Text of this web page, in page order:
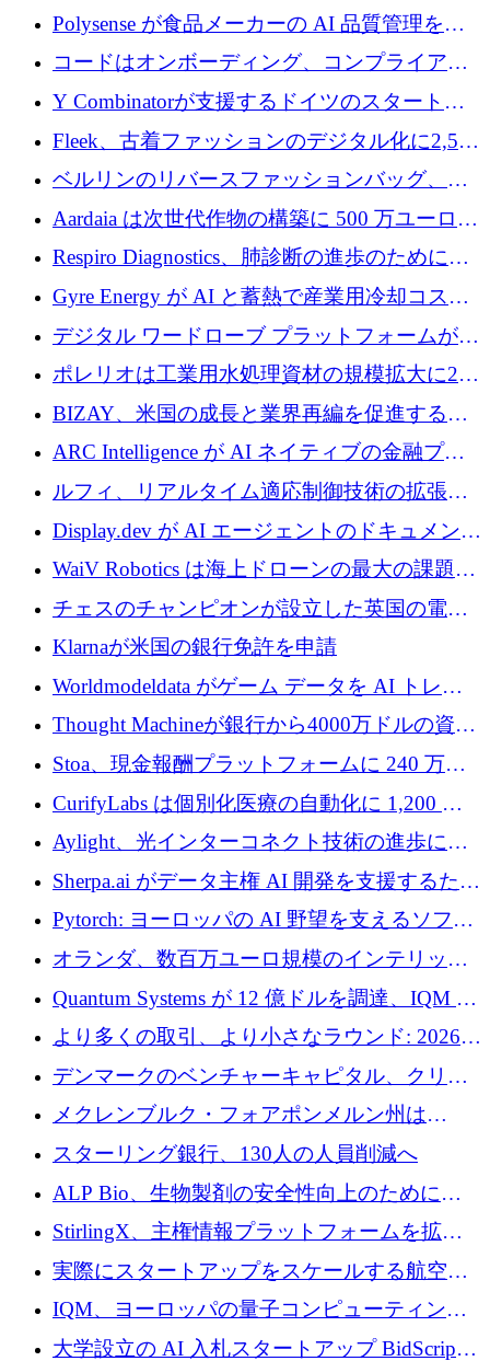
社という記録を目の当たりにし、涙を流すハ
ンブルク
Polysense が食品メーカーの AI 品質管理を拡
張するために 1,070 万ドルを調達
コードはオンボーディング、コンプライアン
ス、支払いを統合するために 640 万ポンドを
Y Combinatorが支援するドイツのスタートア
ップFintoが340万ドルを調達、シリコンバレ
ーではなくミュンヘンを選んだと語る
Fleek、古着ファッションのデジタル化に2,500
万ドルを確保
ベルリンのリバースファッションバッグ、繊
維仕分け規模拡大に7桁の資金調達
Aardaia は次世代作物の構築に 500 万ユーロを
寄付
Respiro Diagnostics、肺診断の進歩のために
100 万ポンドを確保
Gyre Energy が AI と蓄熱で産業用冷却コスト
を削減するために 130 万ドルを調達
デジタル ワードローブ プラットフォームが
1,000 万人のユーザーに到達し、Whering が
700 万ドルを獲得
ポレリオは工業用水処理資材の規模拡大に240
万ユーロを確保
BIZAY、米国の成長と業界再編を促進するた
めに5,500万ドルを確保
ARC Intelligence が AI ネイティブの金融プラ
ットフォームを拡大するために 400 万ユーロ
ルフィ、リアルタイム適応制御技術の拡張に
810万ポンドを確保
Display.dev が AI エージェントのドキュメント
コラボレーションを強化するために 47 万ユー
WaiV Robotics は海上ドローンの最大の課題の
1 つをどのように解決しているか
チェスのチャンピオンが設立した英国の電池
材料スタートアップ TaiSan が 465 万ポンドを
Klarnaが米国の銀行免許を申請
Worldmodeldata がゲーム データを AI トレー
ニングに変えるために 700 万ポンドを獲得
Thought Machineが銀行から4000万ドルの資金
調達、年間収益1億ドルを突破
Stoa、現金報酬プラットフォームに 240 万ド
ルを確保
CurifyLabs は個別化医療の自動化に 1,200 万
ユーロを寄付
Aylight、光インターコネクト技術の進歩に向
けて450万ユーロのプレシードラウンドを終了
Sherpa.ai がデータ主権 AI 開発を支援するため
に 1,800 万ドルを調達
Pytorch: ヨーロッパの AI 野望を支えるソフト
ウェア層
オランダ、数百万ユーロ規模のインテリック
との提携で軍用ドローンにソフトウェアファ
ースト戦略を採用
Quantum Systems が 12 億ドルを調達、IQM が
米国の主要取引所で初の欧州量子企業とな
る、6 月に欧州のスタートアップ資金調達
より多くの取引、より小さなラウンド: 2026
年 6 月に欧州のスタートアップ資金調達
デンマークのベンチャーキャピタル、クリメ
ンタム・キャピタルが気候変動対策ハードウ
ェア投資として初回クローズで6,000万ユーロ
を確保
メクレンブルク・フォアポンメルン州は
Nextcloud を州全体に展開し、オープンソース
戦略を拡大
スターリング銀行、130人の人員削減へ
ALP Bio、生物製剤の安全性向上のために
Venture Kick から 16 万 1,000 ユーロを調達
StirlingX、主権情報プラットフォームを拡張
するためにシリーズ A で 2,000 万ドルを確保
実際にスタートアップをスケールする航空イ
ノベーション モデルを学ぶ
IQM、ヨーロッパの量子コンピューティング
企業として初めて米国の主要取引所に上場
大学設立の AI 入札スタートアップ BidScript